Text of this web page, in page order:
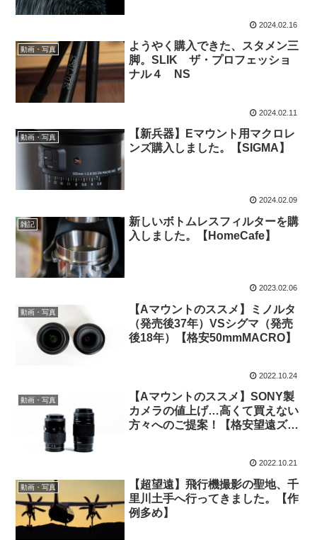
2024.02.16
動画・写真
ようやく購入できた、スタメン三
脚。SLIK ザ・プロフェッショ
ナル４ NS
2024.02.11
動画・写真
【新兵器】Eマウント用マクロレ
ンズ購入しました。【SIGMA】
2024.02.09
雑記
新しいボトムレスフィルターを購
入しました。【HomeCafe】
2023.02.06
動画・写真
【Aマウントのススメ】ミノルタ
（発売後37年）VSシグマ（発売
後18年）【格安50mmMACRO】
2022.10.24
動画・写真
【Aマウントのススメ】SONY製
カメラの値上げ…高くて買えない
方々へのご提案！【格安望遠ズー
2022.10.21
動画・写真
【超望遠】飛行機撮影の聖地、千
里川土手へ行ってきました。【作
例多め】